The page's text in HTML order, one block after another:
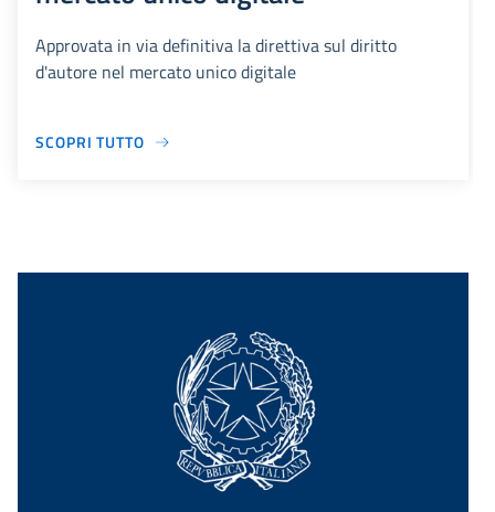
Approvata in via definitiva la direttiva sul diritto
d'autore nel mercato unico digitale
SCOPRI TUTTO